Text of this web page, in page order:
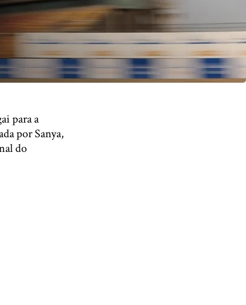
para a
por Sanya,
do